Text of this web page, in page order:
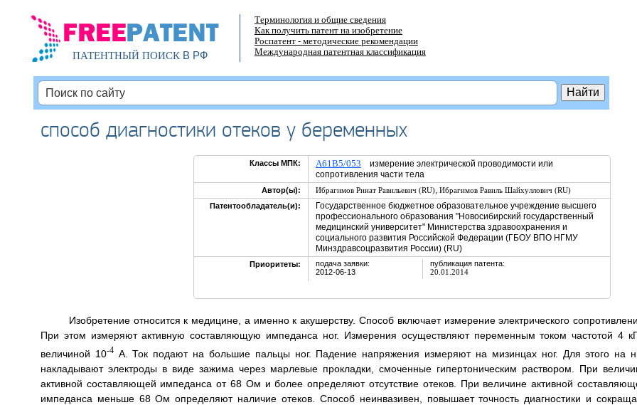
ПАТЕНТНЫЙ ПОИСКВ РФ
Терминология и общие сведения
Как получить патент на изобретение
Роспатент - методические рекомендации
Международная патентная классификация
способ диагностики отеков у беременных
Классы МПК: A61B5/053 измерение электрической проводимости или
сопротивления части тела
Автор(ы): Ибрагимов Ринат Равильевич (RU), Ибрагимов Равиль Шайхуллович (RU)
Патентообладатель(и):
Государственное бюджетное образовательное учреждение высшего
профессионального образования "Новосибирский государственный
медицинский университет" Министерства здравоохранения и
социального развития Российской Федерации (ГБОУ ВПО НГМУ
Минздравсоцразвития России) (RU)
Приоритеты:
подача заявки:
2012-06-13
публикация патента:
20.01.2014
Изобретение относится к медицине, а именно к акушерству. Способ включает измерение электрического
При этом измеряют активную составляющую импеданса ног. Измерения осуществляют переменным током частотой 4
величиной 10-4А. Ток подают на большие пальцы ног. Падение напряжения измеряют на мизинцах ног. Для этого на
накладывают электроды в виде зажима через марлевые прокладки, смоченные гипертоническим раствором. При
активной составляющей импеданса от 68 Ом и более определяют отсутствие отеков. При величине активной
импеданса меньше 68 Ом определяют наличие отеков. Способ неинвазивен, повышает точность диагностики и